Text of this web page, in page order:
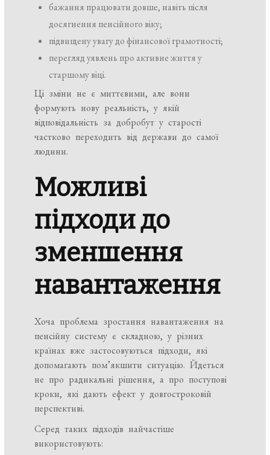
бажання працювати довше, навіть після
досягнення пенсійного віку;
підвищену увагу до фінансової грамотності;
перегляд уявлень про активне життя у
старшому віці.
Ці зміни не є миттєвими, але вони
формують нову реальність, у якій
відповідальність за добробут у старості
частково переходить від держави до самої
людини.
Можливі
підходи до
зменшення
навантаження
Хоча проблема зростання навантаження на
пенсійну систему є складною, у різних
країнах вже застосовуються підходи, які
допомагають пом’якшити ситуацію. Йдеться
не про радикальні рішення, а про поступові
кроки, які дають ефект у довгостроковій
перспективі.
Серед таких підходів найчастіше
використовують: